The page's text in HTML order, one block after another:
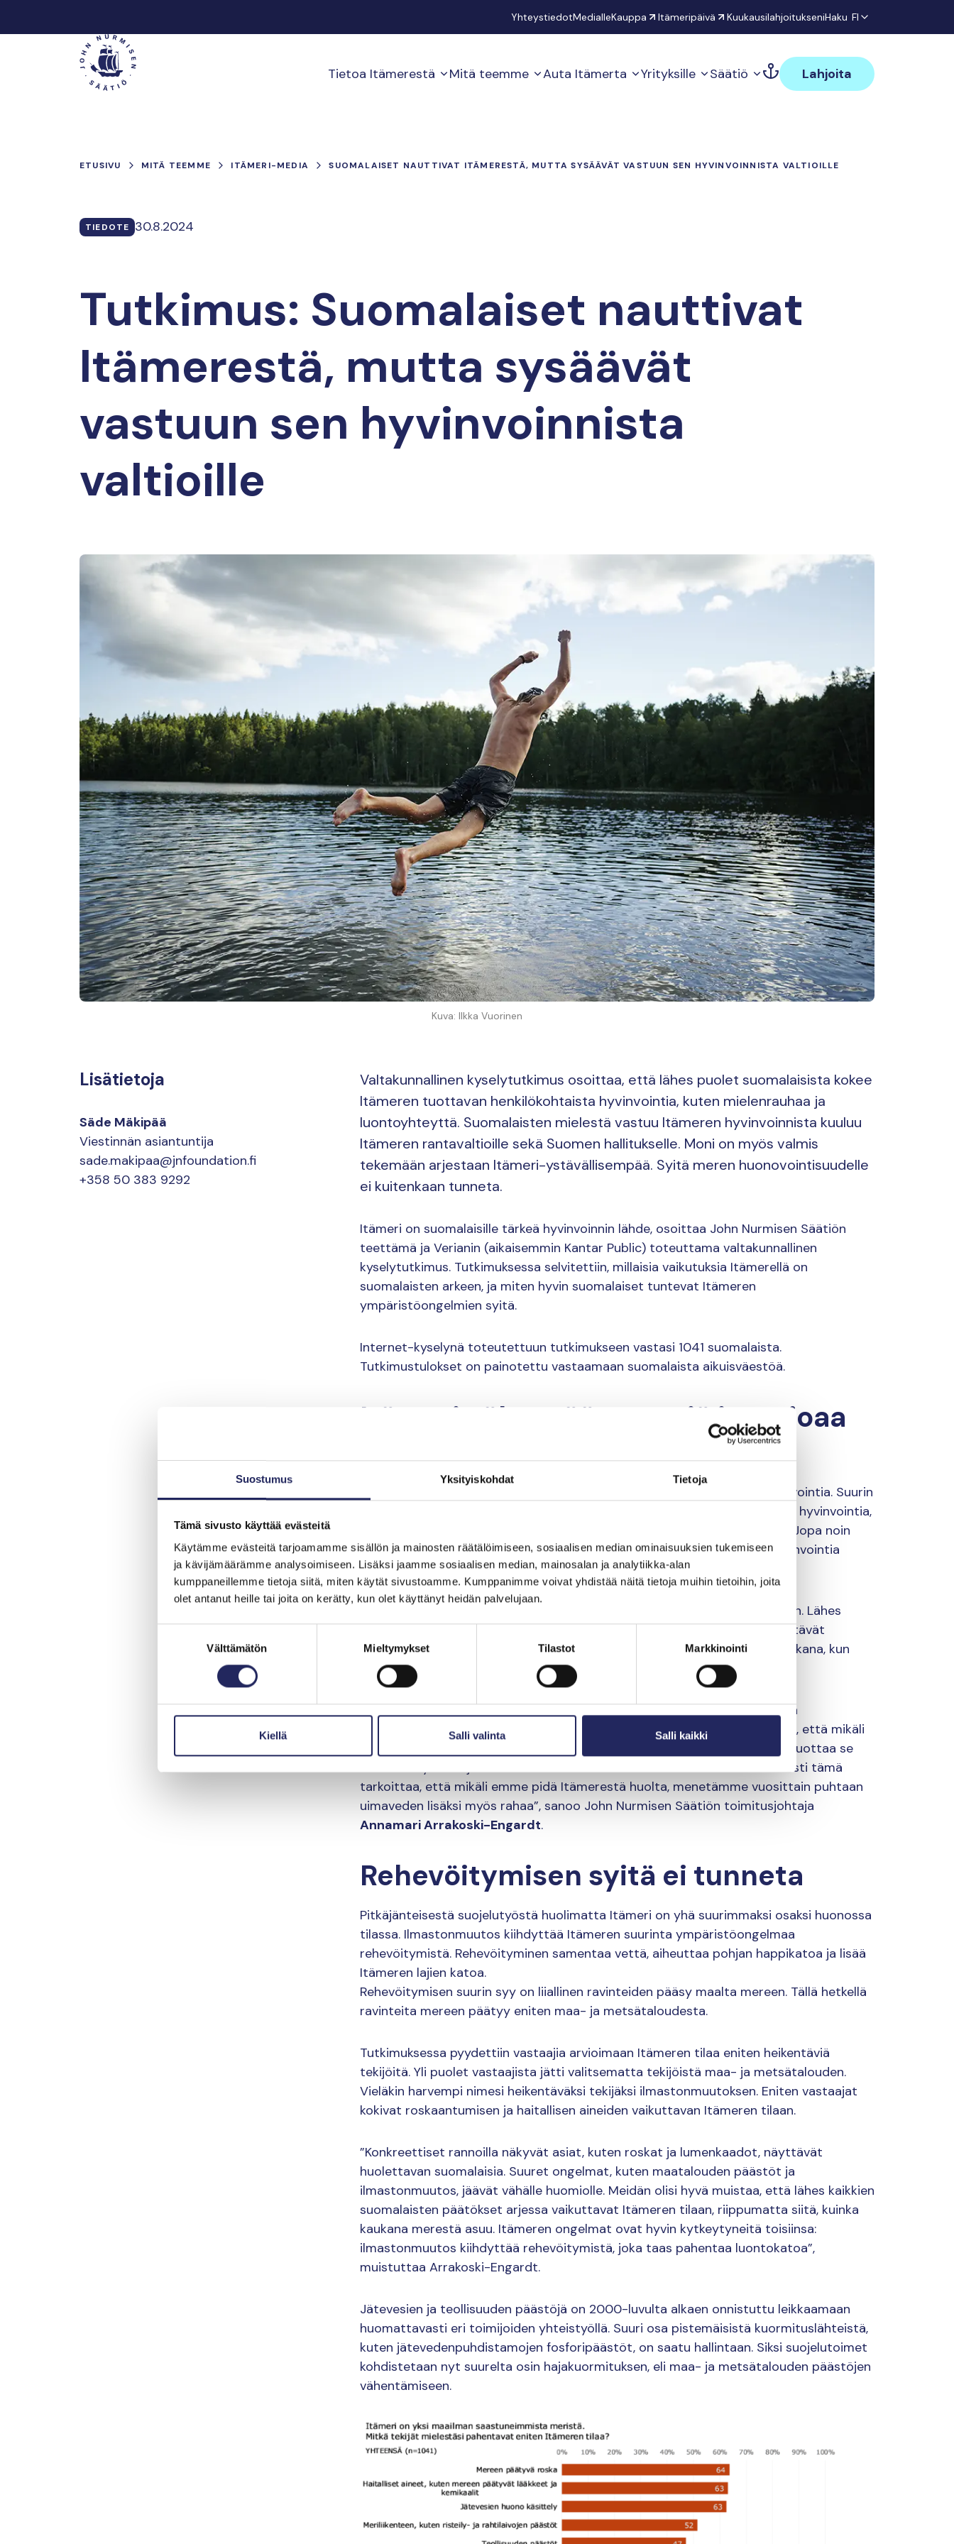
Suostumus Yksityiskohdat Tietoja
Tämä sivusto käyttää evästeitä
Käytämme evästeitä tarjoamamme sisällön ja mainosten räätälöimiseen, sosiaalisen median ominaisuuksien tukemiseen
ja kävijämäärämme analysoimiseen. Lisäksi jaamme sosiaalisen median, mainosalan ja analytiikka-alan
kumppaneillemme tietoja siitä, miten käytät sivustoamme. Kumppanimme voivat yhdistää näitä tietoja muihin tietoihin, joita
olet antanut heille tai joita on kerätty, kun olet käyttänyt heidän palvelujaan.
Välttämätön Mieltymykset Tilastot Markkinointi
Kiellä Salli valinta Salli kaikki
YhteystiedotMedialleKauppa Itämeripäivä KuukausilahjoitukseniHaku FI
Päävalikko Tietoa Itämerestä Mitä teemme Auta Itämerta Yrityksille Säätiö Lahjoita
ETUSIVU MITÄ TEEMME ITÄMERI-MEDIA SUOMALAISET NAUTTIVAT ITÄMERESTÄ, MUTTA SYSÄÄVÄT VASTUUN SEN HYVINVOINNISTA VALTIOILLE
TIEDOTE 30.8.2024
Tutkimus: Suomalaiset nauttivat
Itämerestä, mutta sysäävät
vastuun sen hyvinvoinnista
valtioille
Kuva: Ilkka Vuorinen
Lisätietoja
Säde Mäkipää
Viestinnän asiantuntija
sade.makipaa@jnfoundation.fi
+358 50 383 9292
Valtakunnallinen kyselytutkimus osoittaa, että lähes puolet suomalaisista kokee
Itämeren tuottavan henkilökohtaista hyvinvointia, kuten mielenrauhaa ja
luontoyhteyttä. Suomalaisten mielestä vastuu Itämeren hyvinvoinnista kuuluu
Itämeren rantavaltioille sekä Suomen hallitukselle. Moni on myös valmis
tekemään arjestaan Itämeri-ystävällisempää. Syitä meren huonovointisuudelle
ei kuitenkaan tunneta.
Itämeri on suomalaisille tärkeä hyvinvoinnin lähde, osoittaa John Nurmisen Säätiön
teettämä ja Verianin (aikaisemmin Kantar Public) toteuttama valtakunnallinen
kyselytutkimus. Tutkimuksessa selvitettiin, millaisia vaikutuksia Itämerellä on
suomalaisten arkeen, ja miten hyvin suomalaiset tuntevat Itämeren
ympäristöongelmien syitä.
Internet-kyselynä toteutettuun tutkimukseen vastasi 1041 suomalaista.
Tutkimustulokset on painotettu vastaamaan suomalaista aikuisväestöä.
Itämeri vähentää stressiä ja tarjoaa
elämyksiä
Lähes puolet vastaajista koki, että Itämeri tuottaa henkilökohtaista hyvinvointia. Suurin
osa Itämeren rannalla asuvista arvioi Itämeren tuottavan henkilökohtaista hyvinvointia,
mutta Itämeri koetaan tärkeäksi hyvinvoinnin lähteeksi myös sisämaassa. Jopa noin
kolmannes yli 50 kilometrin päässä merestä asuvista arvioi saavansa hyvinvointia
Itämerestä.
Itämeri tarjoaa mahdollisuuden luonnosta nauttimiseen ja rauhoittumiseen. Lähes
neljännes vastaajista koki, että Itämeri ja siihen liittyvät aktiviteetit vähentävät
stressiä. Itämeri näyttäytyi naisille erityisesti rauhoittumis- ja retkeilypaikkana, kun
taas miehet korostivat lisäksi risteilyjä ja iloa.
”Itämeren tuottama hyvinvointi näkyy niin yksilöiden arjessa kuin Itämeren
rannikkomaiden kassoissa. Itämeren suojelukomissio HELCOM on arvioinut, että mikäli
Itämeren rannikkovesien hyvä tila saavutetaan vuoteen 2040 mennessä, tuottaa se
vuosittain yli 5 miljardia euroa lisäarvoa Itämeren alueen maille. Käänteisesti tämä
tarkoittaa, että mikäli emme pidä Itämerestä huolta, menetämme vuosittain puhtaan
uimaveden lisäksi myös rahaa”, sanoo John Nurmisen Säätiön toimitusjohtaja
Annamari Arrakoski-Engardt.
Rehevöitymisen syitä ei tunneta
Pitkäjänteisestä suojelutyöstä huolimatta Itämeri on yhä suurimmaksi osaksi huonossa
tilassa. Ilmastonmuutos kiihdyttää Itämeren suurinta ympäristöongelmaa
rehevöitymistä. Rehevöityminen samentaa vettä, aiheuttaa pohjan happikatoa ja lisää
Itämeren lajien katoa.
Rehevöitymisen suurin syy on liiallinen ravinteiden pääsy maalta mereen. Tällä hetkellä
ravinteita mereen päätyy eniten maa- ja metsätaloudesta.
Tutkimuksessa pyydettiin vastaajia arvioimaan Itämeren tilaa eniten heikentäviä
tekijöitä. Yli puolet vastaajista jätti valitsematta tekijöistä maa- ja metsätalouden.
Vieläkin harvempi nimesi heikentäväksi tekijäksi ilmastonmuutoksen. Eniten vastaajat
kokivat roskaantumisen ja haitallisen aineiden vaikuttavan Itämeren tilaan.
”Konkreettiset rannoilla näkyvät asiat, kuten roskat ja lumenkaadot, näyttävät
huolettavan suomalaisia. Suuret ongelmat, kuten maatalouden päästöt ja
ilmastonmuutos, jäävät vähälle huomiolle. Meidän olisi hyvä muistaa, että lähes kaikkien
suomalaisten päätökset arjessa vaikuttavat Itämeren tilaan, riippumatta siitä, kuinka
kaukana merestä asuu. Itämeren ongelmat ovat hyvin kytkeytyneitä toisiinsa:
ilmastonmuutos kiihdyttää rehevöitymistä, joka taas pahentaa luontokatoa”,
muistuttaa Arrakoski-Engardt.
Jätevesien ja teollisuuden päästöjä on 2000-luvulta alkaen onnistuttu leikkaamaan
huomattavasti eri toimijoiden yhteistyöllä. Suuri osa pistemäisistä kuormituslähteistä,
kuten jätevedenpuhdistamojen fosforipäästöt, on saatu hallintaan. Siksi suojelutoimet
kohdistetaan nyt suurelta osin hajakuormituksen, eli maa- ja metsätalouden päästöjen
vähentämiseen.